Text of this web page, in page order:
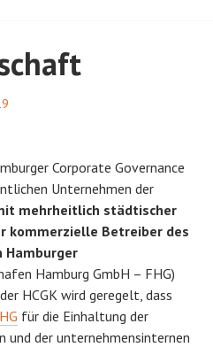
Corporate Governance
Unternehmen der
mehrheitlich städtischer
kommerzielle Betreiber des
Hamburger
Hamburg GmbH – FHG)
HCGK wird geregelt, dass
für die Einhaltung der
und der unternehmensinternen